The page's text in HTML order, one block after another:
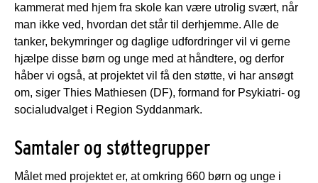
kammerat med hjem fra skole kan være utrolig svært, når
man ikke ved, hvordan det står til derhjemme. Alle de
tanker, bekymringer og daglige udfordringer vil vi gerne
hjælpe disse børn og unge med at håndtere, og derfor
håber vi også, at projektet vil få den støtte, vi har ansøgt
om, siger Thies Mathiesen (DF), formand for Psykiatri- og
socialudvalget i Region Syddanmark.
Samtaler og støttegrupper
Målet med projektet er, at omkring 660 børn og unge i